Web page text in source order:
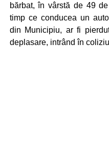
bărbat, în vârstă de 49
timp ce conducea un
din Municipiu, ar fi
deplasare, intrând în